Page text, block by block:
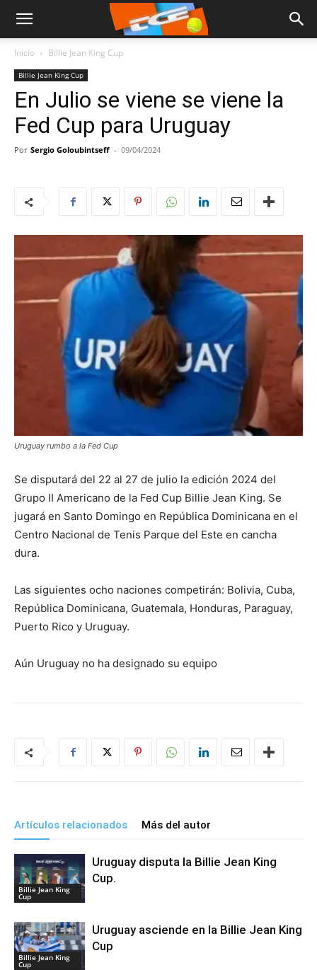
Inicio Billie Jean King Cup
Billie Jean King Cup
En Julio se viene se viene la
Fed Cup para Uruguay
Por Sergio Goloubintseff - 09/04/2024
Uruguay rumbo a la Fed Cup
Se disputará del 22 al 27 de julio la edición 2024 del
Grupo II Americano de la Fed Cup Billie Jean King. Se
jugará en Santo Domingo en República Dominicana en el
Centro Nacional de Tenis Parque del Este en cancha
dura.
Las siguientes ocho naciones competirán: Bolivia, Cuba,
República Dominicana, Guatemala, Honduras, Paraguay,
Puerto Rico y Uruguay.
Aún Uruguay no ha designado su equipo
Artículos relacionados Más del autor
Billie Jean King
Cup
Uruguay disputa la Billie Jean King
Cup.
Billie Jean King
Cup
Uruguay asciende en la Billie Jean King
Cup